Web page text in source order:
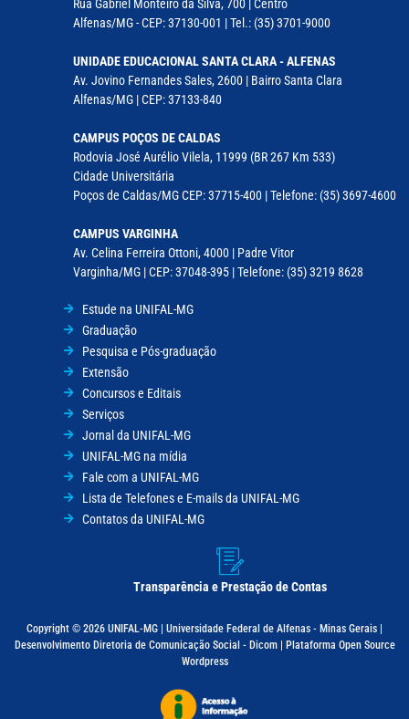
Rua Gabriel Monteiro da Silva, 700 | Centro
Alfenas/MG - CEP: 37130-001 | Tel.: (35) 3701-9000
UNIDADE EDUCACIONAL SANTA CLARA - ALFENAS
Av. Jovino Fernandes Sales, 2600 | Bairro Santa Clara
Alfenas/MG | CEP: 37133-840
CAMPUS POÇOS DE CALDAS
Rodovia José Aurélio Vilela, 11999 (BR 267 Km 533)
Cidade Universitária
Poços de Caldas/MG CEP: 37715-400 | Telefone: (35) 3697-4600
CAMPUS VARGINHA
Av. Celina Ferreira Ottoni, 4000 | Padre Vitor
Varginha/MG | CEP: 37048-395 | Telefone: (35) 3219 8628
Estude na UNIFAL-MG
Graduação
Pesquisa e Pós-graduação
Extensão
Concursos e Editais
Serviços
Jornal da UNIFAL-MG
UNIFAL-MG na mídia
Fale com a UNIFAL-MG
Lista de Telefones e E-mails da UNIFAL-MG
Contatos da UNIFAL-MG
Transparência e Prestação de Contas
Copyright © 2026 UNIFAL-MG | Universidade Federal de Alfenas - Minas Gerais |
Desenvolvimento Diretoria de Comunicação Social - Dicom | Plataforma Open Source
Wordpress